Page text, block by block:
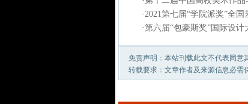
·2021第七届“学院派奖”全
·第六届“包豪斯奖”国际设计
免责声明：本站刊载此文不代表同意
转载要求：文章作者及来源信息必需